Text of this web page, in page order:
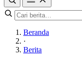
Beranda
·
Berita